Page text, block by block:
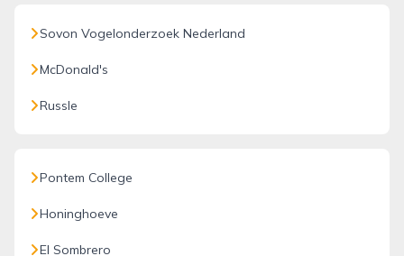
Sovon Vogelonderzoek Nederland
McDonald's
Russle
Pontem College
Honinghoeve
El Sombrero